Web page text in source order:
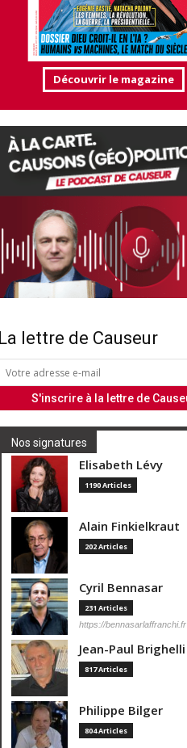
Découvrir le magazine
La lettre de Causeur
Nos signatures
Elisabeth Lévy
1190 Articles
Alain Finkielkraut
202 Articles
Cyril Bennasar
231 Articles
https://bennasarlaffranchi.fr
Jean-Paul Brighelli
817 Articles
Philippe Bilger
804 Articles